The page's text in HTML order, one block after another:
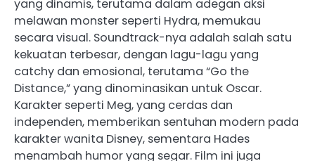
yang dinamis, terutama dalam adegan aksi
melawan monster seperti Hydra, memukau
secara visual. Soundtrack-nya adalah salah satu
kekuatan terbesar, dengan lagu-lagu yang
catchy dan emosional, terutama “Go the
Distance,” yang dinominasikan untuk Oscar.
Karakter seperti Meg, yang cerdas dan
independen, memberikan sentuhan modern pada
karakter wanita Disney, sementara Hades
menambah humor yang segar. Film ini juga